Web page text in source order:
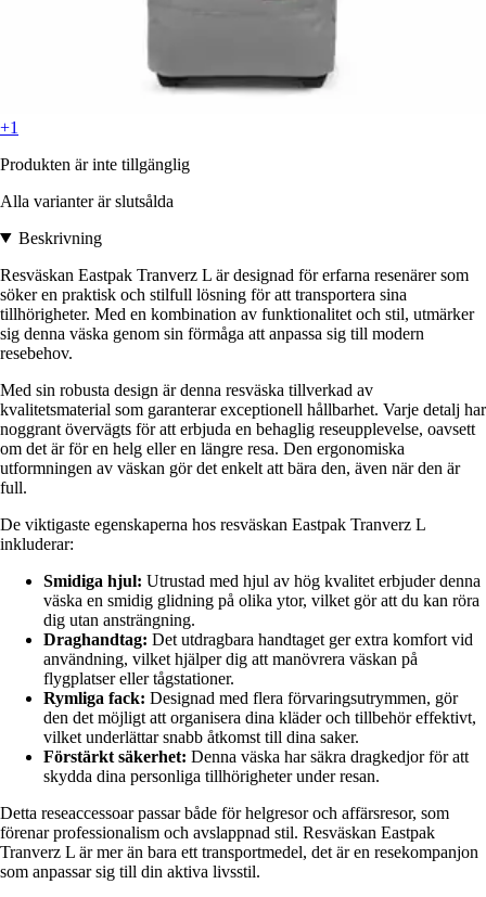
+1
Produkten är inte tillgänglig
Alla varianter är slutsålda
Beskrivning
Resväskan Eastpak Tranverz L är designad för erfarna resenärer som
söker en praktisk och stilfull lösning för att transportera sina
tillhörigheter. Med en kombination av funktionalitet och stil, utmärker
sig denna väska genom sin förmåga att anpassa sig till modern
resebehov.
Med sin robusta design är denna resväska tillverkad av
kvalitetsmaterial som garanterar exceptionell hållbarhet. Varje detalj har
noggrant övervägts för att erbjuda en behaglig reseupplevelse, oavsett
om det är för en helg eller en längre resa. Den ergonomiska
utformningen av väskan gör det enkelt att bära den, även när den är
full.
De viktigaste egenskaperna hos resväskan Eastpak Tranverz L
inkluderar:
Smidiga hjul: Utrustad med hjul av hög kvalitet erbjuder denna
väska en smidig glidning på olika ytor, vilket gör att du kan röra
dig utan ansträngning.
Draghandtag: Det utdragbara handtaget ger extra komfort vid
användning, vilket hjälper dig att manövrera väskan på
flygplatser eller tågstationer.
Rymliga fack: Designad med flera förvaringsutrymmen, gör
den det möjligt att organisera dina kläder och tillbehör effektivt,
vilket underlättar snabb åtkomst till dina saker.
Förstärkt säkerhet: Denna väska har säkra dragkedjor för att
skydda dina personliga tillhörigheter under resan.
Detta reseaccessoar passar både för helgresor och affärsresor, som
förenar professionalism och avslappnad stil. Resväskan Eastpak
Tranverz L är mer än bara ett transportmedel, det är en resekompanjon
som anpassar sig till din aktiva livsstil.